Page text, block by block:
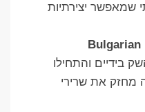
שמאפשר יצירתיות
בידיים והתחילו
מחזק את שרירי